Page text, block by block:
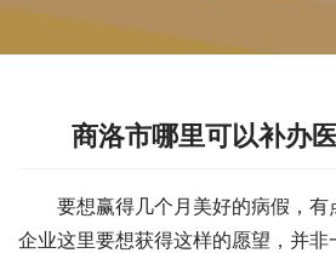
商洛市哪里可以补办
要想赢得几个月美好的病假，
企业这里要想获得这样的愿望，并